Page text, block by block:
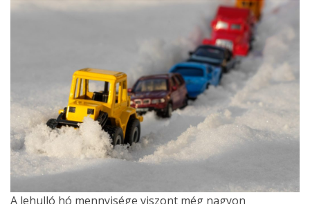
A lehulló hó mennyisége viszont még nagyon